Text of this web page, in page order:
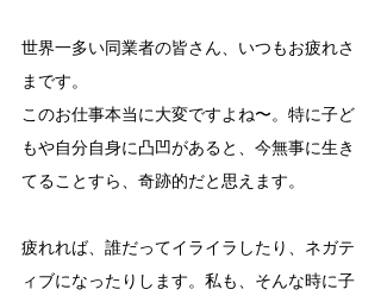
世界一多い同業者の皆さん、いつもお疲れさ
まです。
このお仕事本当に大変ですよね〜。特に子ど
もや自分自身に凸凹があると、今無事に生き
てることすら、奇跡的だと思えます。
疲れれば、誰だってイライラしたり、ネガテ
ィブになったりします。私も、そんな時に子